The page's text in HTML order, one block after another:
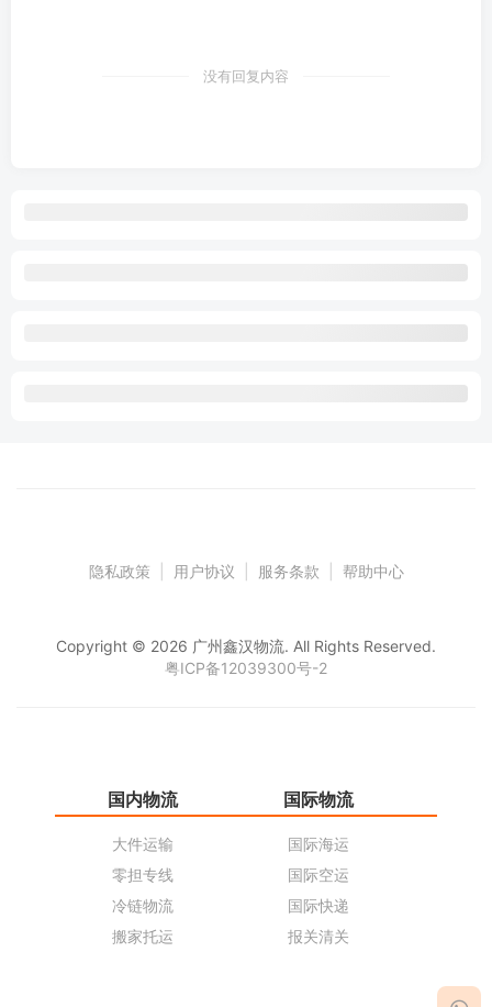
没有回复内容
隐私政策 用户协议 服务条款 帮助中心
Copyright © 2026 广州鑫汉物流. All Rights Reserved.
粤ICP备12039300号-2
国内物流
大件运输
零担专线
冷链物流
搬家托运
国际物流
国际海运
国际空运
国际快递
报关清关